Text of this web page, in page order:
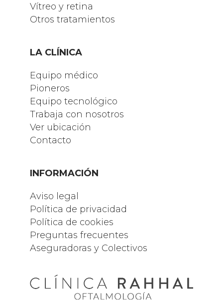
Vítreo y retina
Otros tratamientos
LA CLÍNICA
Equipo médico
Pioneros
Equipo tecnológico
Trabaja con nosotros
Ver ubicación
Contacto
INFORMACIÓN
Aviso legal
Política de privacidad
Política de cookies
Preguntas frecuentes
Aseguradoras y Colectivos